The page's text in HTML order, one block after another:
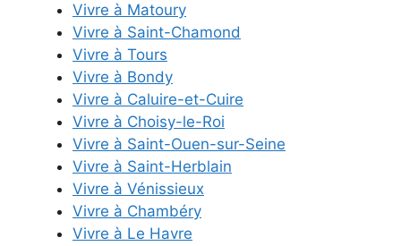
Vivre à Matoury
Vivre à Saint-Chamond
Vivre à Tours
Vivre à Bondy
Vivre à Caluire-et-Cuire
Vivre à Choisy-le-Roi
Vivre à Saint-Ouen-sur-Seine
Vivre à Saint-Herblain
Vivre à Vénissieux
Vivre à Chambéry
Vivre à Le Havre